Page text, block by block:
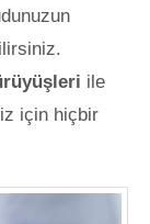
ile
için hiçbir